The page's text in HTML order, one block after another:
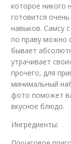
которое никого
готовится
навыков. Самсу
по праву можно
бывает
утрачивает
прочего, для
минимальный
фото поможет
вкусное блюдо.
Ингредиенты: